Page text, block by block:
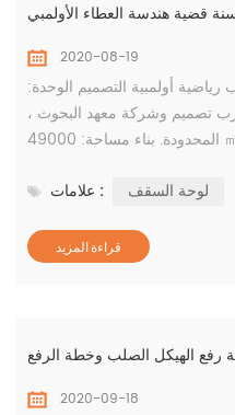
قضية هندسة العطاء الأولمبي
2020-08-19
أولمبية التصميم الوحدة:
تصميم وشركة معهد البحوث ،
المحدودة. بناء مساحة: 49000 ㎡ سنة الاكتمال: 2018 التطبيق
السقف التطبيق المنطقة: 21500 ㎡ اللون: الرمادي الفضي السماكة:
علامات : لوحة السقف
قراءة المزيد
رفع الهيكل الصلب وخطة الرفع
2020-09-18